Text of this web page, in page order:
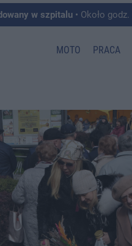
w szpitalu • Około godz.
MOTO PRACA